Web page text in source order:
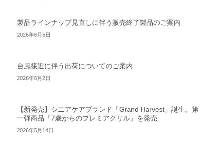
製品ラインナップ見直しに伴う販売終了製品のご案内
2026年6月5日
台風接近に伴う出荷についてのご案内
2026年6月2日
【新発売】シニアケアブランド「Grand Harvest」誕生。第
一弾商品「7歳からのプレミアクリル」を発売
2026年5月14日